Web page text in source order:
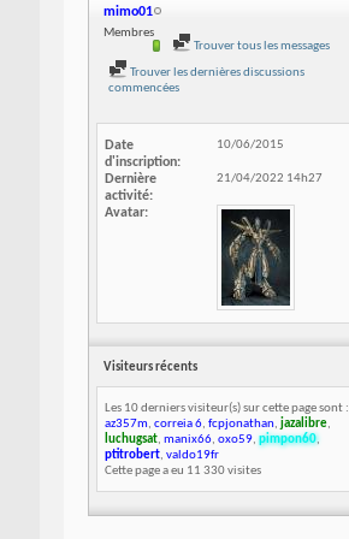
mimo01
Membres
Trouver tous les messages
Trouver les dernières discussions
commencées
Date
d'inscription
10/06/2015
Dernière
activité
21/04/2022 14h27
Avatar
Visiteurs récents
Les 10 derniers visiteur(s) sur cette page sont :
az357m, correia 6, fcpjonathan, jazalibre,
luchugsat, manix66, oxo59, pimpon60,
ptitrobert, valdo19fr
Cette page a eu 11 330visites